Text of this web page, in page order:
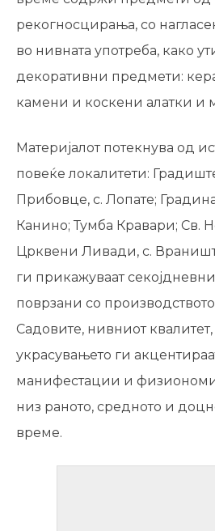
рекогносцирања, со
во нивната употреба, како
декоративни предмети:
камени и коскени алатки и
Материјалот потекнува од
повеќе локалитети:
Прибовце, с. Лопате;
Канино; Тумба Кравари; Св.
Црквени Ливади, с.
ги прикажуваат
поврзани со
Садовите, нивниот
украсувањето ги
манифестации и
низ раното, средното и
време.